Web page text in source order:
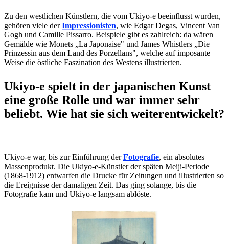
Zu den westlichen Künstlern, die vom Ukiyo-e beeinflusst wurden,
gehören viele derImpressionisten, wie Edgar Degas, Vincent Van
Gogh und Camille Pissarro. Beispiele gibt es zahlreich: da wären
Gemälde wie Monets „La Japonaise" und James Whistlers „Die
Prinzessin aus dem Land des Porzellans", welche auf imposante
Weise die östliche Faszination des Westens illustrierten.
Ukiyo-e spielt in der japanischen Kunst
eine große Rolle und war immer sehr
beliebt. Wie hat sie sich weiterentwickelt?
Ukiyo-e war, bis zur Einführung derFotografie, ein absolutes
Massenprodukt. Die Ukiyo-e-Künstler der späten Meiji-Periode
(1868-1912) entwarfen die Drucke für Zeitungen und illustrierten so
die Ereignisse der damaligen Zeit. Das ging solange, bis die
Fotografie kam und Ukiyo-e langsam ablöste.